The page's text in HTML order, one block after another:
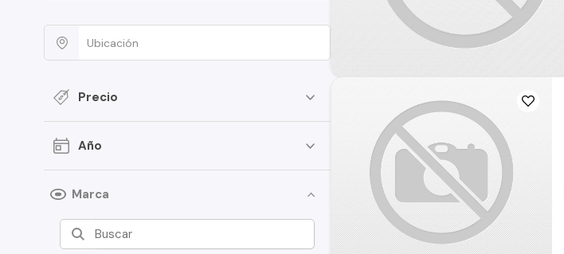
Precio
Año
Marca